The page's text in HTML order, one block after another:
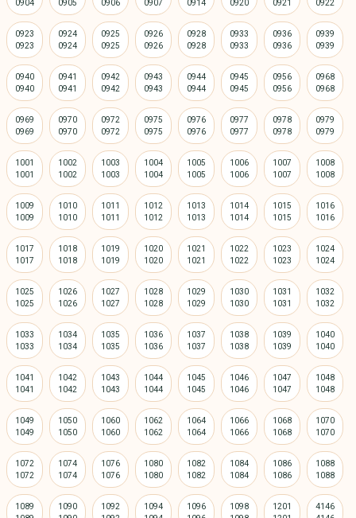
0923 0924 0925 0926 0928 0933 0936 0939
0940 0941 0942 0943 0944 0945 0956 0968
0969 0970 0972 0975 0976 0977 0978 0979
1001 1002 1003 1004 1005 1006 1007 1008
1009 1010 1011 1012 1013 1014 1015 1016
1017 1018 1019 1020 1021 1022 1023 1024
1025 1026 1027 1028 1029 1030 1031 1032
1033 1034 1035 1036 1037 1038 1039 1040
1041 1042 1043 1044 1045 1046 1047 1048
1049 1050 1060 1062 1064 1066 1068 1070
1072 1074 1076 1080 1082 1084 1086 1088
1089 1090 1092 1094 1096 1098 1201 4146